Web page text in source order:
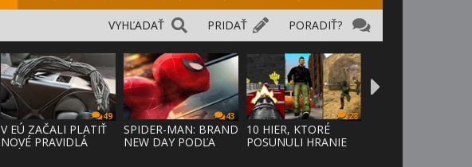
PORADIŤ?
PRIDAŤ
VYHĽADAŤ
49
V EÚ ZAČALI PLATIŤ
NOVÉ PRAVIDLÁ
43
SPIDER-MAN: BRAND
NEW DAY PODĽA
28
10 HIER, KTORÉ
POSUNULI HRANIE